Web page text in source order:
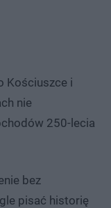
Kościuszce i
nie
250-lecia
bez
pisać historię